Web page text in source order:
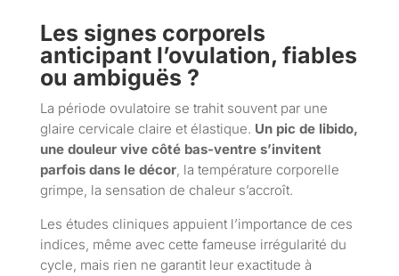
Les signes corporels
anticipant l’ovulation, fiables
ou ambiguës ?
La période ovulatoire se trahit souvent par une
glaire cervicale claire et élastique. Un pic de libido,
une douleur vive côté bas-ventre s’invitent
parfois dans le décor, la température corporelle
grimpe, la sensation de chaleur s’accroît.
Les études cliniques appuient l’importance de ces
indices, même avec cette fameuse irrégularité du
cycle, mais rien ne garantit leur exactitude à